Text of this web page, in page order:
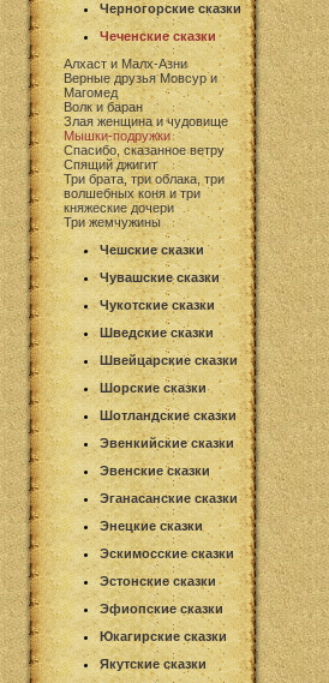
Черногорские сказки
Чеченские сказки
Алхаст и Малх-Азни
Верные друзья Мовсур и
Магомед
Волк и баран
Злая женщина и чудовище
Мышки-подружки
Спасибо, сказанное ветру
Спящий джигит
Три брата, три облака, три
волшебных коня и три
княжеские дочери
Три жемчужины
Чешские сказки
Чувашские сказки
Чукотские сказки
Шведские сказки
Швейцарские сказки
Шорские сказки
Шотландские сказки
Эвенкийские сказки
Эвенские сказки
Эганасанские сказки
Энецкие сказки
Эскимосские сказки
Эстонские сказки
Эфиопские сказки
Юкагирские сказки
Якутские сказки